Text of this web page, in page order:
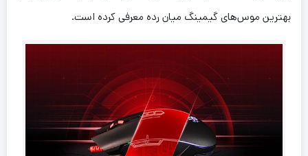
بهترین موس‌های گیمینگ میان رده معرفی کرده است.